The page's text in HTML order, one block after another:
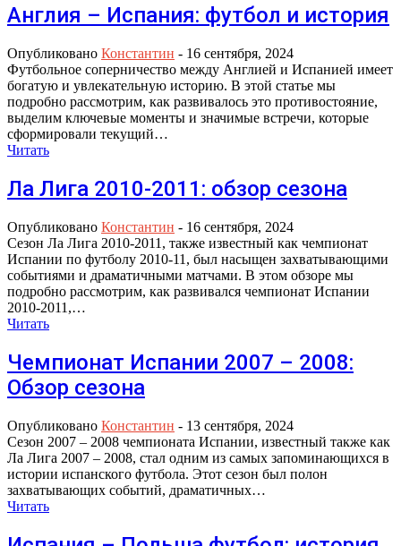
Англия – Испания: футбол и история
Опубликовано Константин - 16 сентября, 2024
Футбольное соперничество между Англией и Испанией имеет
богатую и увлекательную историю. В этой статье мы
подробно рассмотрим, как развивалось это противостояние,
выделим ключевые моменты и значимые встречи, которые
сформировали текущий…
Читать
Ла Лига 2010-2011: обзор сезона
Опубликовано Константин - 16 сентября, 2024
Сезон Ла Лига 2010-2011, также известный как чемпионат
Испании по футболу 2010-11, был насыщен захватывающими
событиями и драматичными матчами. В этом обзоре мы
подробно рассмотрим, как развивался чемпионат Испании
2010-2011,…
Читать
Чемпионат Испании 2007 – 2008:
Обзор сезона
Опубликовано Константин - 13 сентября, 2024
Сезон 2007 – 2008 чемпионата Испании, известный также как
Ла Лига 2007 – 2008, стал одним из самых запоминающихся в
истории испанского футбола. Этот сезон был полон
захватывающих событий, драматичных…
Читать